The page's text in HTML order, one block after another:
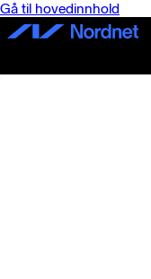
Gå til hovedinnhold